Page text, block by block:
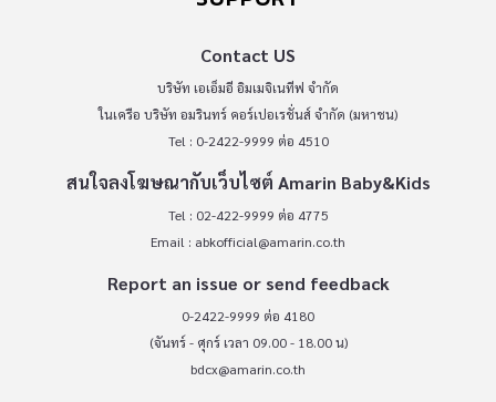
Contact US
บริษัท เอเอ็มอี อิมเมจิเนทีฟ จำกัด
ในเครือ บริษัท อมรินทร์ คอร์เปอเรชั่นส์ จำกัด (มหาชน)
Tel : 0-2422-9999 ต่อ 4510
สนใจลงโฆษณากับเว็บไซต์ Amarin Baby&Kids
Tel : 02-422-9999 ต่อ 4775
Email : abkofficial@amarin.co.th
Report an issue or send feedback
0-2422-9999 ต่อ 4180
(จันทร์ - ศุกร์ เวลา 09.00 - 18.00 น)
bdcx@amarin.co.th